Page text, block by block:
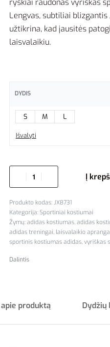
ryškiai raudonas vyriškas
Lengvas, subtiliai
užtikrina, kad jausitės
laisvalaikiu.
DYDIS
S M L
Išvalyti
Į
JX8731
Kategorija:Sportiniai kostiumai
Žymų:adidas kostiumas,adidas
adidas treningai, laisvalaikio
sportinis kostiumas adidas,vyriškas
Dalintis
produktą Dydžių